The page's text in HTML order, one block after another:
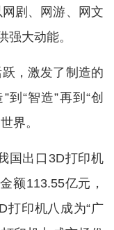
剧、网游、网文
强大动能。
，激发了制造的
“智造”再到“创
界。
国出口3D打印机
额113.55亿元，
打印机八成为“广